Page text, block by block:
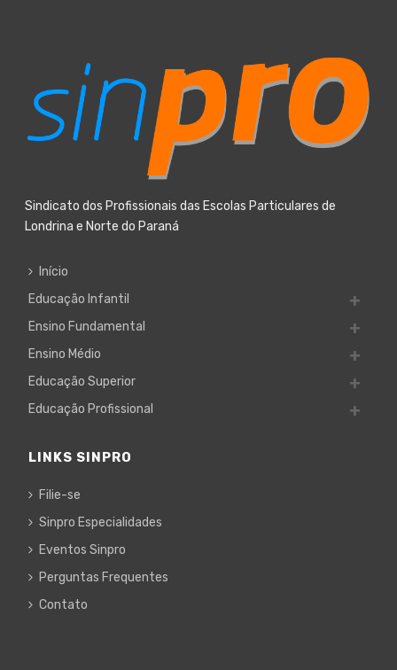
Sindicato dos Profissionais das Escolas Particulares de
Londrina e Norte do Paraná
Início
Educação Infantil
Ensino Fundamental
Ensino Médio
Educação Superior
Educação Profissional
LINKS SINPRO
Filie-se
Sinpro Especialidades
Eventos Sinpro
Perguntas Frequentes
Contato